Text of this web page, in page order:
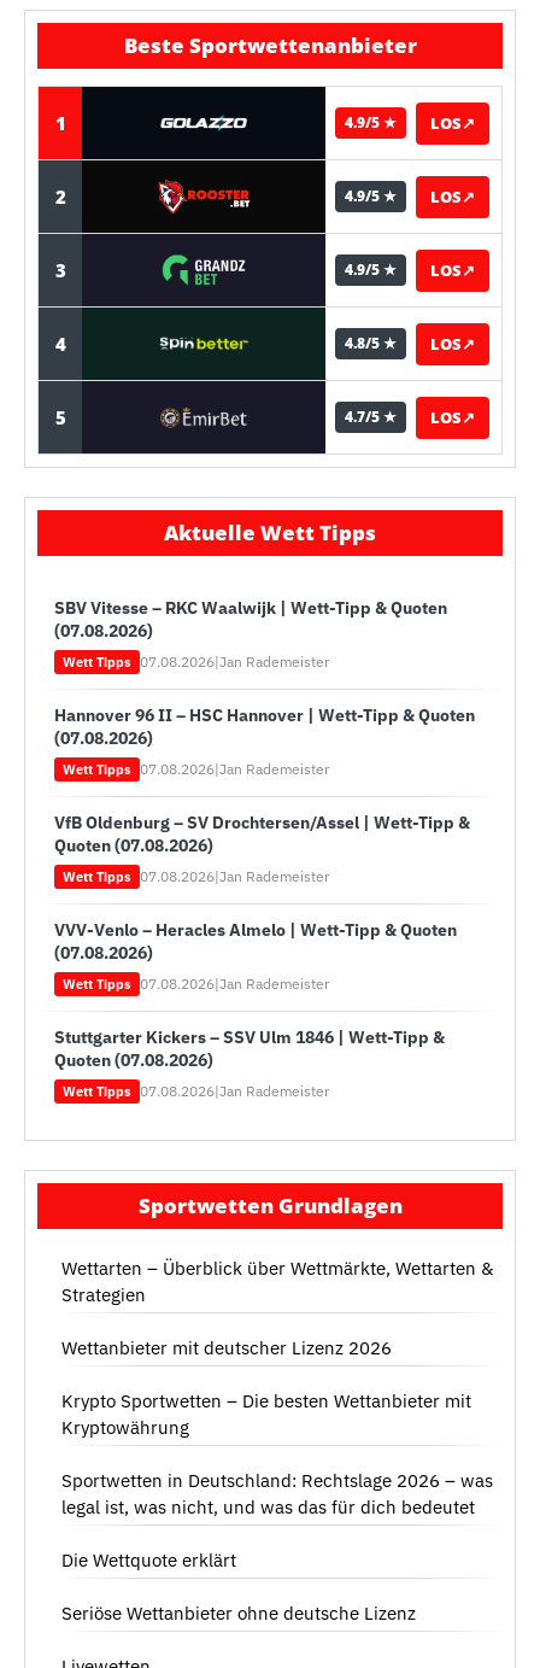
Beste Sportwettenanbieter
1 4.9/5 ★ LOS↗
2 4.9/5 ★ LOS↗
3 4.9/5 ★ LOS↗
4 4.8/5 ★ LOS↗
5 4.7/5 ★ LOS↗
Aktuelle Wett Tipps
SBV Vitesse – RKC Waalwijk | Wett-Tipp & Quoten
(07.08.2026)
Wett Tipps 07.08.2026|Jan Rademeister
Hannover 96 II – HSC Hannover | Wett-Tipp & Quoten
(07.08.2026)
Wett Tipps 07.08.2026|Jan Rademeister
VfB Oldenburg – SV Drochtersen/Assel | Wett-Tipp &
Quoten (07.08.2026)
Wett Tipps 07.08.2026|Jan Rademeister
VVV-Venlo – Heracles Almelo | Wett-Tipp & Quoten
(07.08.2026)
Wett Tipps 07.08.2026|Jan Rademeister
Stuttgarter Kickers – SSV Ulm 1846 | Wett-Tipp &
Quoten (07.08.2026)
Wett Tipps 07.08.2026|Jan Rademeister
Sportwetten Grundlagen
Wettarten – Überblick über Wettmärkte, Wettarten &
Strategien
Wettanbieter mit deutscher Lizenz 2026
Krypto Sportwetten – Die besten Wettanbieter mit
Kryptowährung
Sportwetten in Deutschland: Rechtslage 2026 – was
legal ist, was nicht, und was das für dich bedeutet
Die Wettquote erklärt
Seriöse Wettanbieter ohne deutsche Lizenz